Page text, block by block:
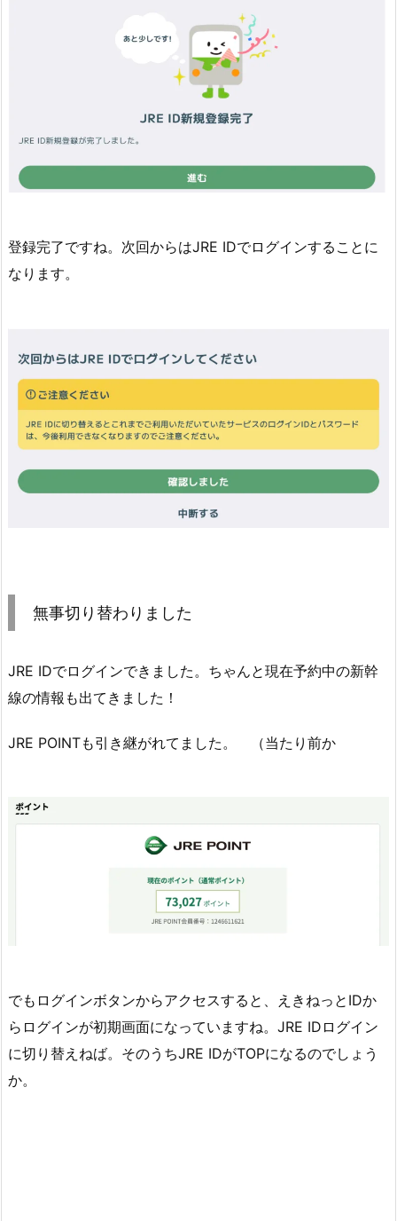
登録完了ですね。次回からはJRE IDでログインすることに
なります。
無事切り替わりました
JRE IDでログインできました。ちゃんと現在予約中の新幹
線の情報も出てきました！
JRE POINTも引き継がれてました。 （当たり前か
でもログインボタンからアクセスすると、えきねっとIDか
らログインが初期画面になっていますね。JRE IDログイン
に切り替えねば。そのうちJRE IDがTOPになるのでしょう
か。